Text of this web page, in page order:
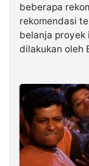
beberapa
rekomendasi
belanja
dilakukan oleh